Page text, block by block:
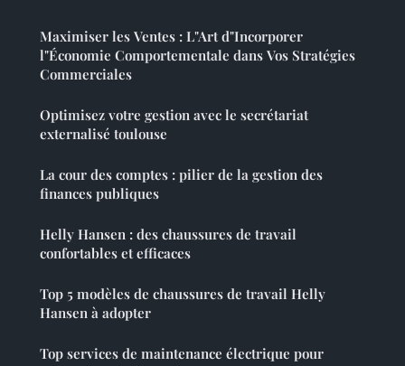
Maximiser les Ventes : L"Art d"Incorporer
l"Économie Comportementale dans Vos Stratégies
Commerciales
Optimisez votre gestion avec le secrétariat
externalisé toulouse
La cour des comptes : pilier de la gestion des
finances publiques
Helly Hansen : des chaussures de travail
confortables et efficaces
Top 5 modèles de chaussures de travail Helly
Hansen à adopter
Top services de maintenance électrique pour